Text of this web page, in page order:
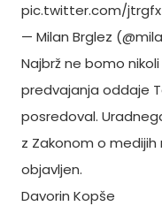
pic.twitter.com/
— Milan Brglez
Najbrž ne bomo
predvajanja oddaje
posredoval.
z Zakonom o medijih
objavljen.
Davorin Kopše